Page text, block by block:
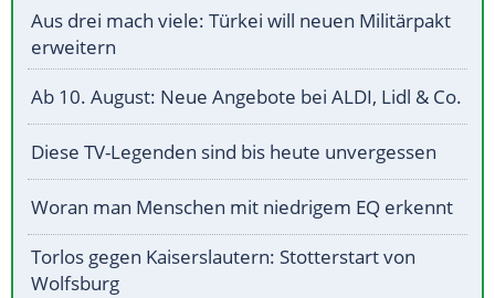
Aus drei mach viele: Türkei will neuen Militärpakt
erweitern
Ab 10. August: Neue Angebote bei ALDI, Lidl & Co.
Diese TV-Legenden sind bis heute unvergessen
Woran man Menschen mit niedrigem EQ erkennt
Torlos gegen Kaiserslautern: Stotterstart von
Wolfsburg